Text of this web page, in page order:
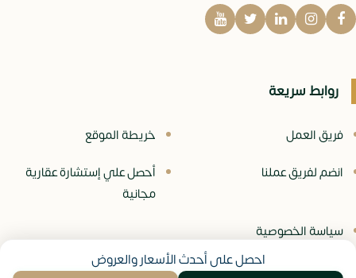
روابط سريعة
فريق العمل
خريطة الموقع
انضم لفريق عملنا
أحصل علي إستشارة عقارية
مجانية
سياسة الخصوصية
احصل على أحدث الأسعار والعروض